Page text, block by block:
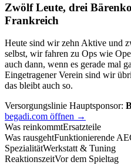
Zwölf Leute, drei
Frankreich
Heute sind wir zehn Aktive und
selbst, wir fahren zu Ops wie
auch dann, wenn es gerade mal
Eingetragener Verein sind wir
das bleibt auch so.
Versorgungslinie Hauptsponsor:
begadi.com öffnen →
Was reinkommtErsatzteile
Was rausgehtFunktionierende
SpezialitätWerkstatt & Tuning
ReaktionszeitVor dem Spieltag